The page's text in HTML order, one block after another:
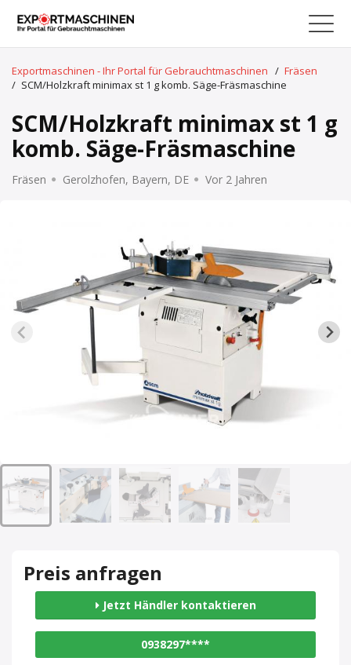
Exportmaschinen - Ihr Portal für Gebrauchtmaschinen / Fräsen
/ SCM/Holzkraft minimax st 1 g komb. Säge-Fräsmaschine
SCM/Holzkraft minimax st 1 g
komb. Säge-Fräsmaschine
Fräsen Gerolzhofen, Bayern, DE Vor 2 Jahren
Preis anfragen
Jetzt Händler kontaktieren
0938297****